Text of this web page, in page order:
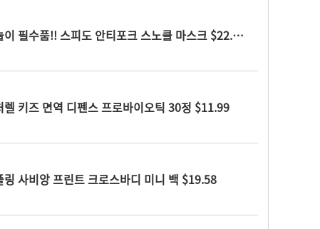
아마존미국) 물놀이 필수품!! 스피도 안티포크 스노클 마스크 $22.00
렐 키즈 면역 디펜스 프로바이오틱 30정 $11.99
링 사비앙 프린트 크로스바디 미니 백 $19.58